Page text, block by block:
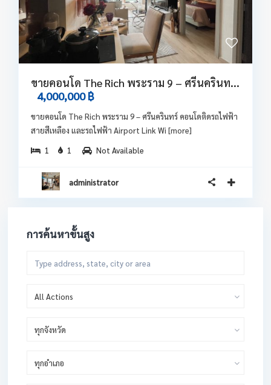
ขายคอนโด The Rich พระราม 9 – ศรีนครินท...
4,000,000 ฿
ขายคอนโด The Rich พระราม 9 – ศรีนครินทร์ คอนโดติดรถไฟฟ้า
สายสีเหลือง และรถไฟฟ้า Airport Link Wi [more]
1
1 Not Available
administrator
การค้นหาขั้นสูง
All Actions
ทุกจังหวัด
ทุกอำเภอ